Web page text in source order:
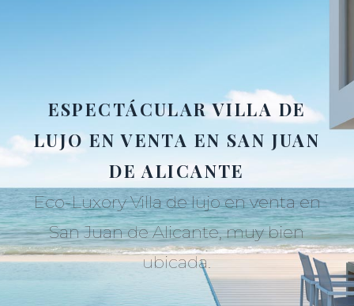
ESPECTÁCULAR VILLA DE
LUJO EN VENTA EN SAN JUAN
DE ALICANTE
Eco-Luxory Villa de lujo en venta en
San Juan de Alicante, muy bien
ubicada.